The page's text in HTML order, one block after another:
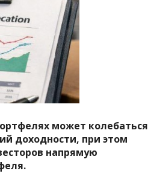
может колебаться
доходности, при этом
напрямую